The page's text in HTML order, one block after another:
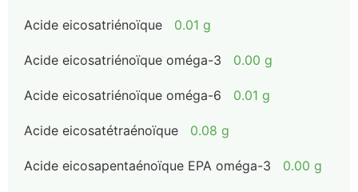
Acide eicosatriénoïque 0.01 g
Acide eicosatriénoïque oméga-3 0.00 g
Acide eicosatriénoïque oméga-6 0.01 g
Acide eicosatétraénoïque 0.08 g
Acide eicosapentaénoïque EPA oméga-3 0.00 g